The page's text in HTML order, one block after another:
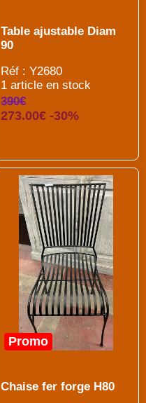
Table ajustable Diam
90
Réf : Y2680
1 article en stock
390€
273.00€ -30%
Promo
Chaise fer forge H80